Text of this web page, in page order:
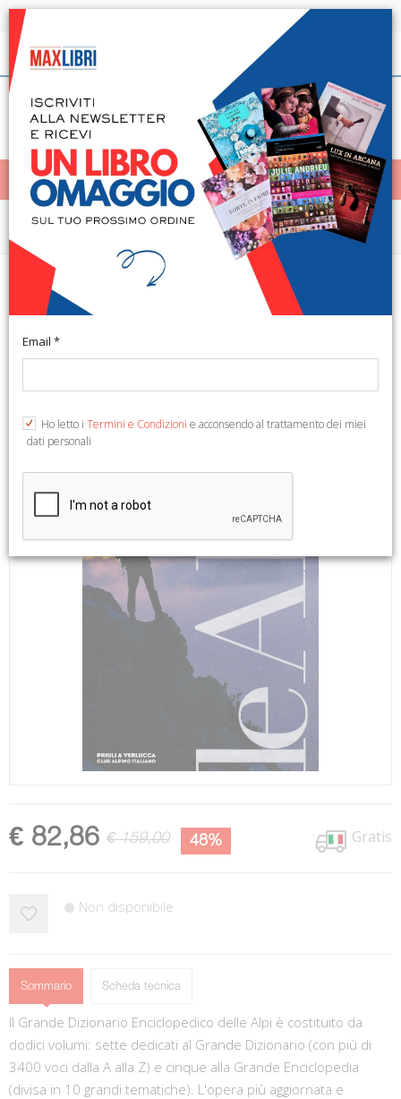
Spedizione in 24h per tutti i libri disponibili
Italiano
< Home
MENÙ
Il grande dizionario enciclopedico
delle Alpi
24,5x33,5. (Il Grande Dizionario Enciclopedico).
€ 82,86 € 159,00 48% Gratis
Non disponibile
Sommario Scheda tecnica
Il Grande Dizionario Enciclopedico delle Alpi è costituito da
dodici volumi: sette dedicati al Grande Dizionario (con più di
3400 voci dalla A alla Z) e cinque alla Grande Enciclopedia
(divisa in 10 grandi tematiche). L'opera più aggiornata e
Email *
Ho letto i Termini e Condizioni e acconsendo al trattamento dei miei
dati personali